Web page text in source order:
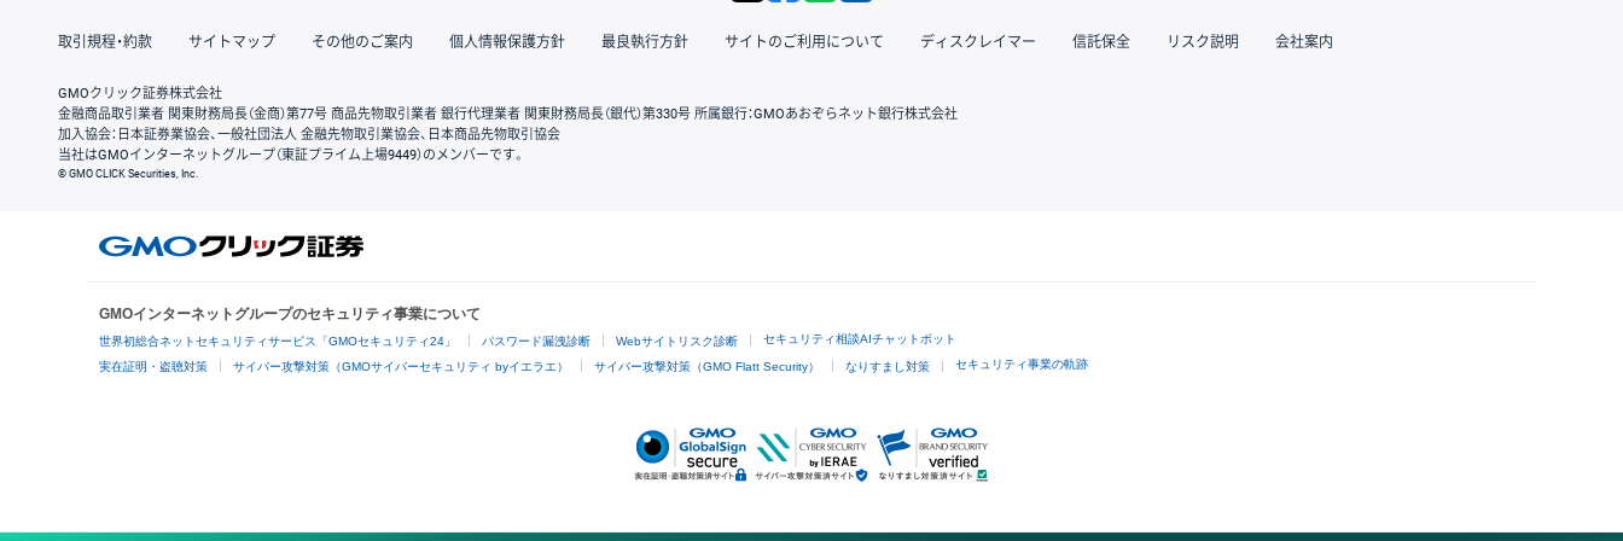
取引規程・約款 サイトマップ その他のご案内 個人情報保護方針 最良執行方針 サイトのご利用について ディスクレイマー 信託保全 リスク説明 会社案内
GMOクリック証券株式会社
金融商品取引業者 関東財務局長（金商）第77号 商品先物取引業者 銀行代理業者 関東財務局長（銀代）第330号 所属銀行：GMOあおぞらネット銀行株式会社
加入協会：日本証券業協会、一般社団法人 金融先物取引業協会、日本商品先物取引協会
当社はGMOインターネットグループ（東証プライム上場9449）のメンバーです。
© GMO CLICK Securities, Inc.
GMOインターネットグループのセキュリティ事業について
世界初総合ネットセキュリティサービス「GMOセキュリティ24」 パスワード漏洩診断 Webサイトリスク診断 セキュリティ相談AIチャットボット
実在証明・盗聴対策 サイバー攻撃対策（GMOサイバーセキュリティ byイエラエ） サイバー攻撃対策（GMO Flatt Security） なりすまし対策 セキュリティ事業の軌跡